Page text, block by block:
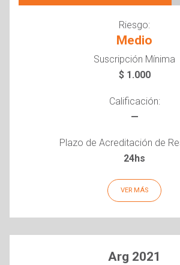
Riesgo:
Medio
Suscripción Mínima
$ 1.000
Calificación:
—
Plazo de Acreditación de
24hs
VER MÁS
Arg 2021